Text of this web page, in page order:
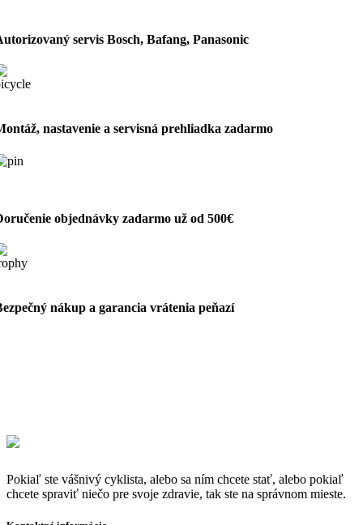
servis Bosch, Bafang, Panasonic
nastavenie a servisná prehliadka zadarmo
objednávky zadarmo už od 500€
nákup a garancia vrátenia peňazí
Pokiaľ ste vášnivý cyklista, alebo sa ním chcete stať, alebo pokiaľ
chcete spraviť niečo pre svoje zdravie, tak ste na správnom mieste.